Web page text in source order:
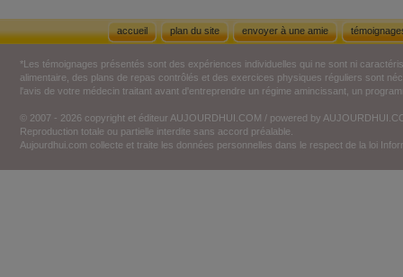
accueil plan du site envoyer à une amie
*Les témoignages présentés sont des expériences individuelles qui ne sont ni
alimentaire, des plans de repas contrôlés et des exercices physiques réguliers sont
l'avis de votre médecin traitant avant d'entreprendre un régime amincissant, un
© 2007 - 2026 copyright et éditeur AUJOURDHUI.COM / powered by
Reproduction totale ou partielle interdite sans accord préalable.
Aujourdhui.com collecte et traite les données personnelles dans le respect de la loi